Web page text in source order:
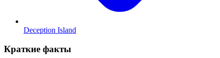
Deception Island
Краткие факты